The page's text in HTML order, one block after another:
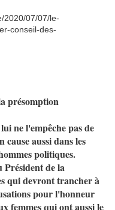
2020/07/07/le-
conseil-des-
présomption
ne l'empêche pas de
aussi dans les
politiques.
Président de la
qui devront trancher à
pour l'honneur
femmes qui ont aussi le